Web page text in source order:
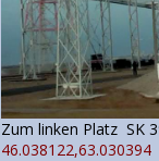
Zum linken
46.038122,63.030394